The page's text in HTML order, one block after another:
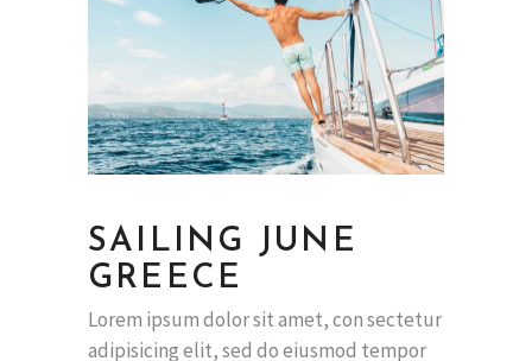
SAILING JUNE
GREECE
Lorem ipsum dolor sit amet, con sectetur
adipisicing elit, sed do eiusmod tempor